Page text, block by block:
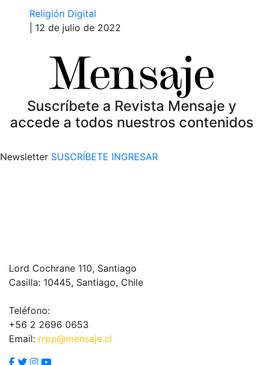
Religión Digital
| 12 de julio de 2022
Suscríbete a Revista Mensaje y
accede a todos nuestros contenidos
Newsletter SUSCRÍBETE INGRESAR
Lord Cochrane 110, Santiago
Casilla: 10445, Santiago, Chile
Teléfono:
+56 2 2696 0653
Email: rrpp@mensaje.cl